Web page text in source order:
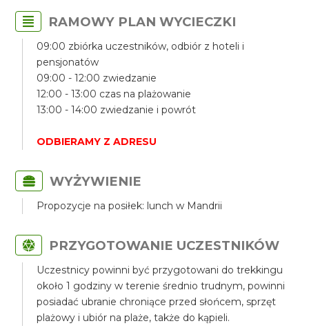
RAMOWY PLAN WYCIECZKI
09:00 zbiórka uczestników, odbiór z hoteli i
pensjonatów
09:00 - 12:00 zwiedzanie
12:00 - 13:00 czas na plażowanie
13:00 - 14:00 zwiedzanie i powrót
ODBIERAMY Z ADRESU
WYŻYWIENIE
Propozycje na posiłek: lunch w Mandrii
PRZYGOTOWANIE UCZESTNIKÓW
Uczestnicy powinni być przygotowani do trekkingu
około 1 godziny w terenie średnio trudnym, powinni
posiadać ubranie chroniące przed słońcem, sprzęt
plażowy i ubiór na plaże, także do kąpieli.